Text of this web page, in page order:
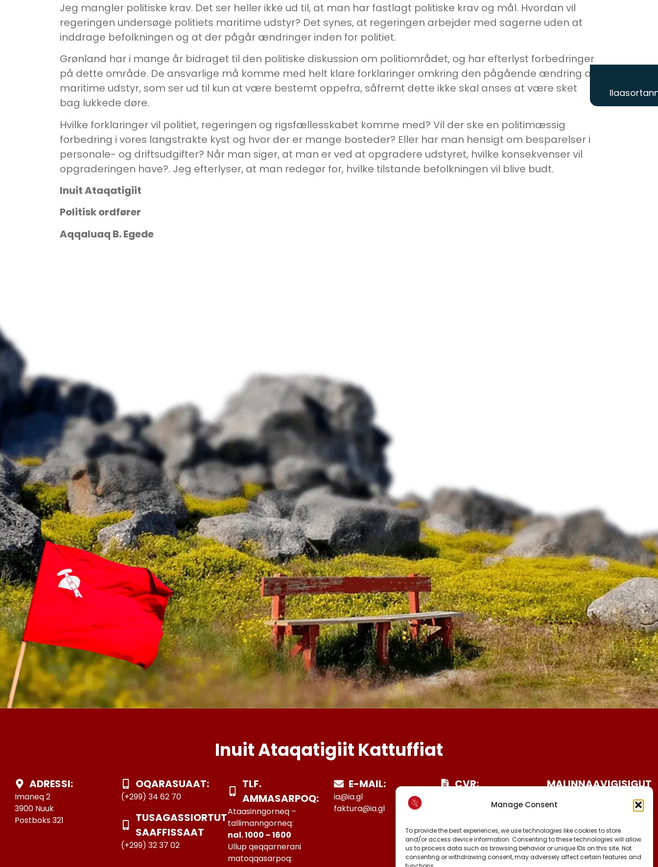
Manage Consent
To provide the best experiences, we use technologies like cookies to store
and/or access device information. Consenting to these technologies will allow
us to process data such as browsing behavior or unique IDs on this site. Not
consenting or withdrawing consent, may adversely affect certain features and
Jeg mangler politiske krav. Det ser heller ikke ud til, at man har fastlagt politiske krav og mål. Hvordan vil
regeringen undersøge politiets maritime udstyr? Det synes, at regeringen arbejder med sagerne uden at
inddrage befolkningen og at der pågår ændringer inden for politiet.
Grønland har i mange år bidraget til den politiske diskussion om politiområdet, og har efterlyst forbedringer
på dette område. De ansvarlige må komme med helt klare forklaringer omkring den pågående ændring af
maritime udstyr, som ser ud til kun at være bestemt oppefra, såfremt dette ikke skal anses at være sket
bag lukkede døre.
Hvilke forklaringer vil politiet, regeringen og rigsfællesskabet komme med? Vil der ske en politimæssig
forbedring i vores langstrakte kyst og hvor der er mange bosteder? Eller har man hensigt om besparelser i
personale- og driftsudgifter? Når man siger, at man er ved at opgradere udstyret, hvilke konsekvenser vil
opgraderingen have?. Jeg efterlyser, at man redegør for, hvilke tilstande befolkningen vil blive budt.
Inuit Ataqatigiit
Politisk ordfører
Aqqaluaq B. Egede
Inuit Ataqatigiit Kattuffiat
ADRESSI:
Imaneq 2
3900 Nuuk
Postboks 321
OQARASUAAT:
(+299) 34 62 70
TUSAGASSIORTUT
SAAFFISSAAT
(+299) 32 37 02
TLF.
AMMASARPOQ:
Ataasinngorneq –
tallimanngorneq:
nal. 1000 – 1600
Ullup qeqqarnerani
matoqqasarpoq:
E-MAIL:
ia@ia.gl
faktura@ia.gl
CVR:
6471-1511626
MALINNAAVIGISIGUT